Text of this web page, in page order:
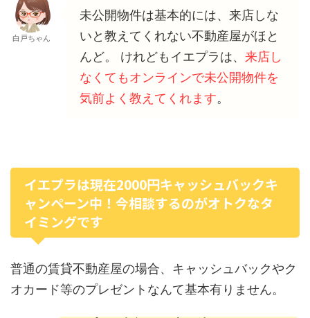
白戸ちゃん
未公開物件は基本的には、来店しな
いと教えてくれない不動産屋がほと
んど。 けれどもイエプラは、 来店し
なくてもオンラインで未公開物件を
気前よく教えてくれます。
イエプラは現在2000円キャッシュバックキ
ャンペーン中！今相談するのがオトクなタ
イミングです
普通の賃貸不動産屋の場合、キャッシュバックやク
オカード等のプレゼントなんて基本有りません。